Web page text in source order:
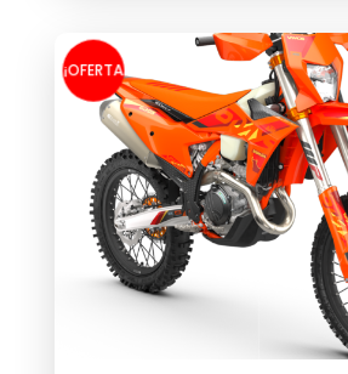
$14.190.000.
¡OFERTA